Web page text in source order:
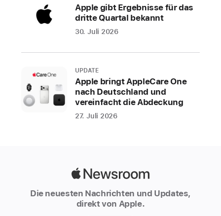
kundenorientierter
KI
viermal
so
hohes
Umsatzwachstum
heute
gegeben,
Apple gibt Ergebnisse für das
dritte Quartal bekannt
30. Juli 2026
UPDATE
Apple bringt AppleCare One
nach Deutschland und
vereinfacht die Abdeckung
27. Juli 2026
Die neuesten Nachrichten und Updates,
direkt von Apple.